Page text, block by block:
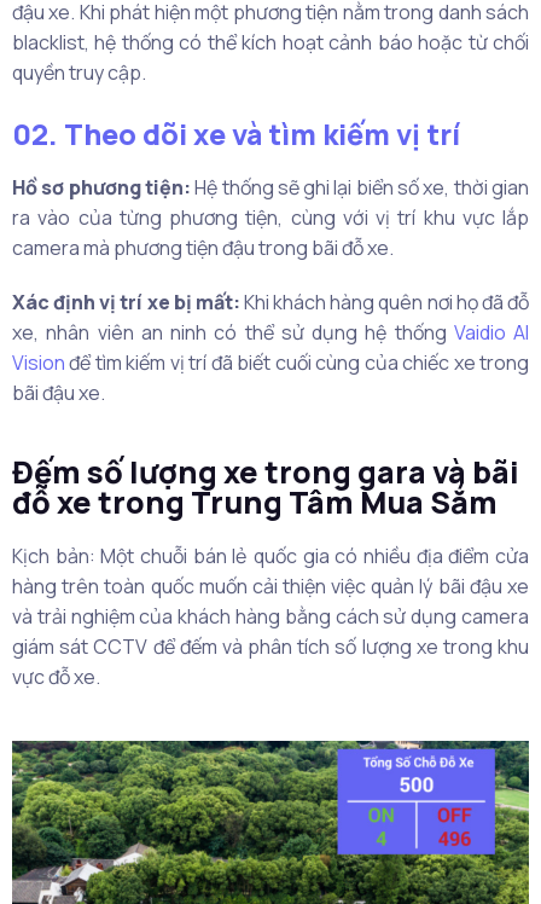
đậu xe. Khi phát hiện một phương tiện nằm trong danh sách
blacklist, hệ thống có thể kích hoạt cảnh báo hoặc từ chối
quyền truy cập.
02. Theo dõi xe và tìm kiếm vị trí
Hồ sơ phương tiện:Hệ thống sẽ ghi lại biển số xe, thời gian
ra vào của từng phương tiện, cùng với vị trí khu vực lắp
camera mà phương tiện đậu trong bãi đỗ xe.
Xác định vị trí xe bị mất:Khi khách hàng quên nơi họ đã đỗ
xe, nhân viên an ninh có thể sử dụng hệ thống Vaidio AI
Visionđể tìm kiếm vị trí đã biết cuối cùng của chiếc xe trong
bãi đậu xe.
Đếm số lượng xe trong gara và bãi
đỗ xe trong Trung Tâm Mua Sắm
Kịch bản: Một chuỗi bán lẻ quốc gia có nhiều địa điểm cửa
hàng trên toàn quốc muốn cải thiện việc quản lý bãi đậu xe
và trải nghiệm của khách hàng bằng cách sử dụng camera
giám sát CCTV để đếm và phân tích số lượng xe trong khu
vực đỗ xe.